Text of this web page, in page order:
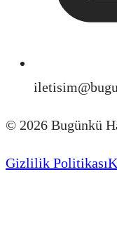
© 2026 Bugünkü
Gizlilik Politikası